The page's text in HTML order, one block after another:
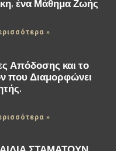
ένα Μάθημα Ζωής
»
Απόδοσης και το
που Διαμορφώνει
»